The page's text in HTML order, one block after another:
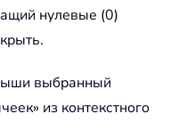
нулевые (0)
выбранный
из контекстного